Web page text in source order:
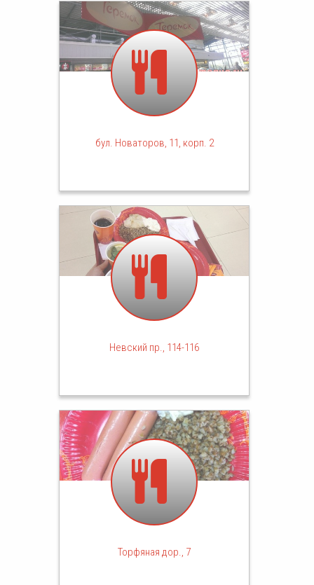
бул. Новаторов, 11, корп. 2
Невский пр., 114-116
Торфяная дор., 7